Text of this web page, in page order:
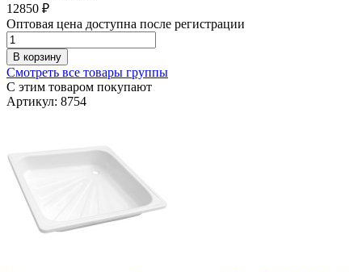
12850 ₽
Оптовая цена доступна после регистрации
В корзину
Смотреть все товары группы
С этим товаром покупают
Артикул: 8754